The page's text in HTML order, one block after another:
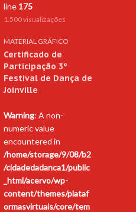
line 175
1.500 visualizações
MATERIAL GRÁFICO
Certificado de
Participação 3º
Festival de Dança de
Joinville
Warning: A non-
numeric value
encountered in
/home/storage/9/08/b2
/cidadedadanca1/public
_html/acervo/wp-
content/themes/plataf
ormasvirtuais/core/tem